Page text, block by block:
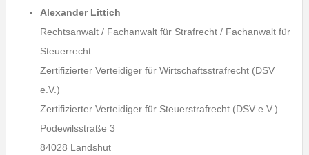
Alexander Littich
Rechtsanwalt / Fachanwalt für Strafrecht / Fachanwalt für
Steuerrecht
Zertifizierter Verteidiger für Wirtschaftsstrafrecht (DSV
e.V.)
Zertifizierter Verteidiger für Steuerstrafrecht (DSV e.V.)
Podewilsstraße 3
84028 Landshut